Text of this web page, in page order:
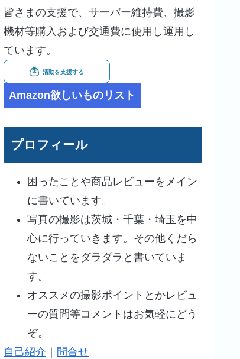
電話番号１６１ってなんなん
【レビュー】眼鏡市
作った話
皆さまの支援で、サーバー維持費、撮影
機材等購入および交通費に使用し運用し
ています。
Amazon欲しいものリスト
プロフィール
困ったことや商品レビューをメイン
に書いています。
写真の撮影は茨城・千葉・埼玉を中
心に行っていきます。その他くだら
ないことをダラダラと書いていま
す。
オススメの撮影ポイントとかレビュ
ーの質問等コメントはお気軽にどう
ぞ。
自己紹介
問合せ